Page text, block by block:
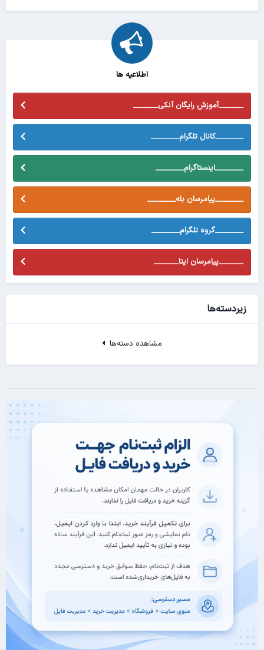
اطلاعیه ها
_______آموزش رایگان آنکی_______
________کانال تلگرام________
________اینستاگرام________
________پیامرسان بله________
________گروه تلگرام________
_______پیامرسان ایتا_______
زیردسته‌ها
مشاهده دسته‌ها